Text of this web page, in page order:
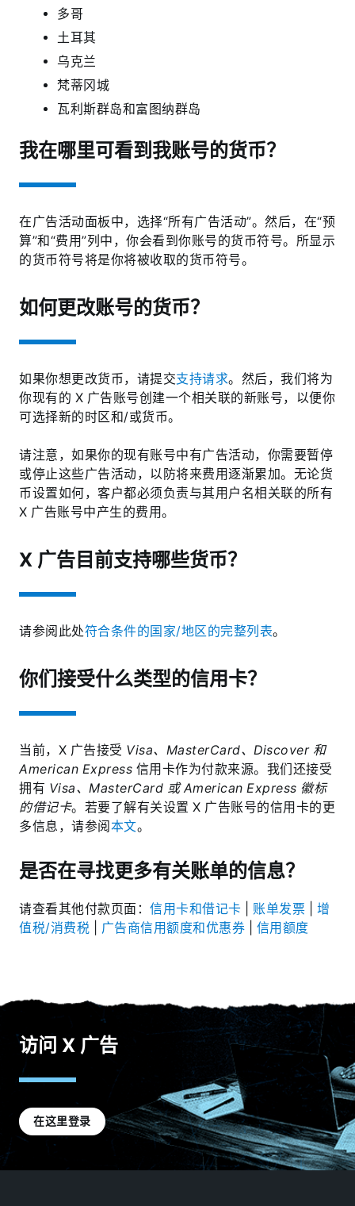
多哥
土耳其
乌克兰
梵蒂冈城
瓦利斯群岛和富图纳群岛
我在哪里可看到我账号的货币？
在广告活动面板中，选择“所有广告活动”。然后，在“预
算”和“费用”列中，你会看到你账号的货币符号。所显示
的货币符号将是你将被收取的货币符号。
如何更改账号的货币？
如果你想更改货币，请提交支持请求。然后，我们将为
你现有的 X 广告账号创建一个相关联的新账号，以便你
可选择新的时区和/或货币。
请注意，如果你的现有账号中有广告活动，你需要暂停
或停止这些广告活动，以防将来费用逐渐累加。无论货
币设置如何，客户都必须负责与其用户名相关联的所有
X 广告账号中产生的费用。
X 广告目前支持哪些货币？
请参阅此处符合条件的国家/地区的完整列表。
你们接受什么类型的信用卡？
当前，X 广告接受 Visa、MasterCard、Discover 和
American Express 信用卡作为付款来源。我们还接受
拥有 Visa、MasterCard 或 American Express 徽标
的借记卡。若要了解有关设置 X 广告账号的信用卡的更
多信息，请参阅本文。
是否在寻找更多有关账单的信息？
请查看其他付款页面： 信用卡和借记卡 账单发票
增
值税/消费税
广告商信用额度和优惠券 信用额度
访问 X 广告
在这里登录